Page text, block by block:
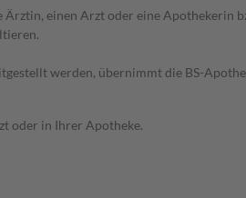
einen Arzt oder eine Apothekerin
werden, übernimmt die BS-
oder in Ihrer Apotheke.